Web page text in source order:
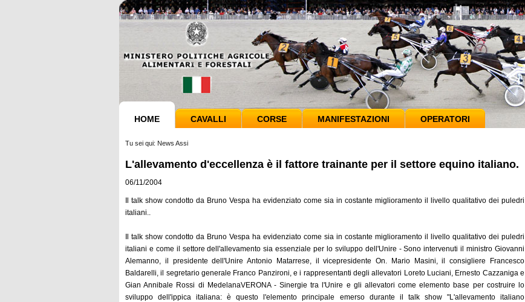
HOME CAVALLI CORSE MANIFESTAZIONI OPERATORI
Tu sei qui: News Assi
L'allevamento d'eccellenza è il fattore trainante per il settore equino italiano.
06/11/2004
Il talk show condotto da Bruno Vespa ha evidenziato come sia in costante miglioramento il livello qualitativo dei puledri
italiani..
Il talk show condotto da Bruno Vespa ha evidenziato come sia in costante miglioramento il livello qualitativo dei puledri
italiani e come il settore dell'allevamento sia essenziale per lo sviluppo dell'Unire - Sono intervenuti il ministro Giovanni
Alemanno, il presidente dell'Unire Antonio Matarrese, il vicepresidente On. Mario Masini, il consigliere Francesco
Baldarelli, il segretario generale Franco Panzironi, e i rappresentanti degli allevatori Loreto Luciani, Ernesto Cazzaniga e
Gian Annibale Rossi di MedelanaVERONA - Sinergie tra l'Unire e gli allevatori come elemento base per costruire lo
sviluppo dell'ippica italiana: è questo l'elemento principale emerso durante il talk show "L'allevamento italiano